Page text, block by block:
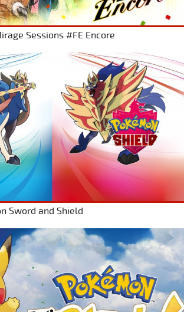
Sessions #FE Encore
Sword and Shield